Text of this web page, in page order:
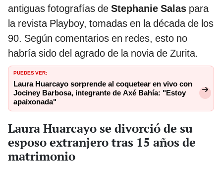
antiguas fotografías de Stephanie Salas para
la revista Playboy, tomadas en la década de los
90. Según comentarios en redes, esto no
habría sido del agrado de la novia de Zurita.
PUEDES VER:
Laura Huarcayo sorprende al coquetear en vivo con
Jociney Barbosa, integrante de Axé Bahía: "Estoy
apaixonada"
Laura Huarcayo se divorció de su
esposo extranjero tras 15 años de
matrimonio